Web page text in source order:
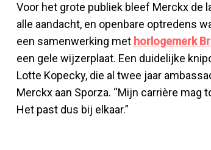
Voor het grote publiek bleef Merckx de
alle aandacht, en openbare optredens
een samenwerking met horlogemerk
een gele wijzerplaat. Een duidelijke
Lotte Kopecky, die al twee jaar
Merckx aan Sporza. “Mijn carrière
Het past dus bij elkaar.”